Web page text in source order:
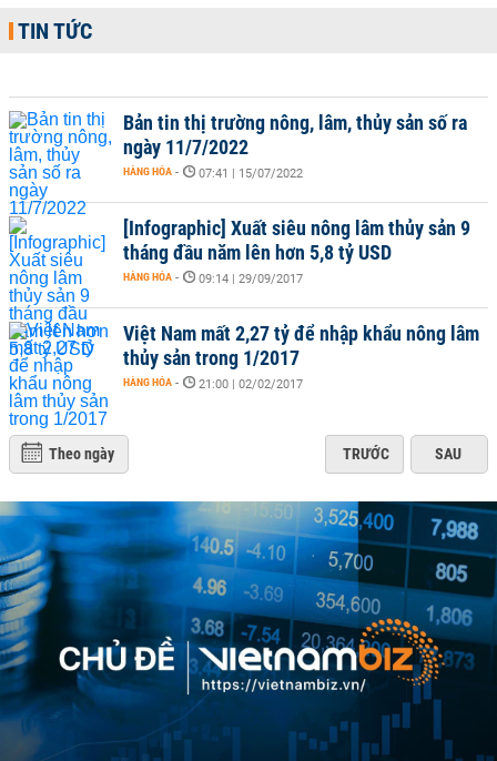
TIN TỨC
Bản tin thị trường nông, lâm, thủy sản số ra
ngày 11/7/2022
HÀNG HÓA - 07:41 | 15/07/2022
[Infographic] Xuất siêu nông lâm thủy sản 9
tháng đầu năm lên hơn 5,8 tỷ USD
HÀNG HÓA - 09:14 | 29/09/2017
Việt Nam mất 2,27 tỷ để nhập khẩu nông lâm
thủy sản trong 1/2017
HÀNG HÓA - 21:00 | 02/02/2017
Theo ngày TRƯỚC SAU